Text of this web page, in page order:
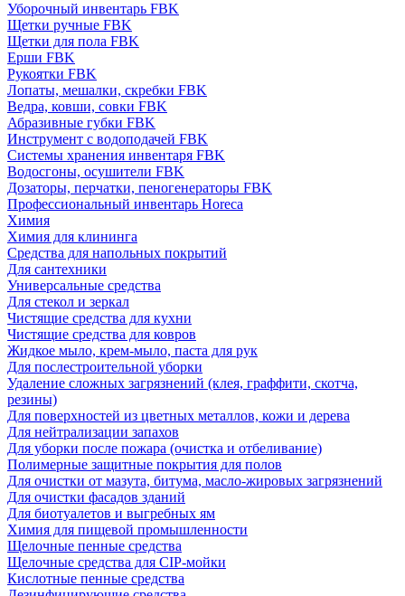
Уборочный инвентарь FBK
Щетки ручные FBK
Щетки для пола FBK
Ерши FBK
Рукоятки FBK
Лопаты, мешалки, скребки FBK
Ведра, ковши, совки FBK
Абразивные губки FBK
Инструмент с водоподачей FBK
Системы хранения инвентаря FBK
Водосгоны, осушители FBK
Дозаторы, перчатки, пеногенераторы FBK
Профессиональный инвентарь Horeca
Химия
Химия для клининга
Средства для напольных покрытий
Для сантехники
Универсальные средства
Для стекол и зеркал
Чистящие средства для кухни
Чистящие средства для ковров
Жидкое мыло, крем-мыло, паста для рук
Для послестроительной уборки
Удаление сложных загрязнений (клея, граффити, скотча,
резины)
Для поверхностей из цветных металлов, кожи и дерева
Для нейтрализации запахов
Для уборки после пожара (очистка и отбеливание)
Полимерные защитные покрытия для полов
Для очистки от мазута, битума, масло-жировых загрязнений
Для очистки фасадов зданий
Для биотуалетов и выгребных ям
Химия для пищевой промышленности
Щелочные пенные средства
Щелочные средства для CIP-мойки
Кислотные пенные средства